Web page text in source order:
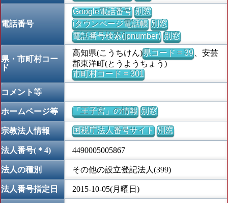
電話番号
Google電話番号 別窓
iタウンページ電話帳 別窓
電話番号検索(jpnumber) 別窓
県・市町村コー
ド
高知県(こうちけん)県コード = 39、安芸
郡東洋町(とうようちょう)
市町村コード = 301
コメント等
ホームページ等 「王子宮」の情報 別窓
宗教法人情報 国税庁法人番号サイト 別窓
法人番号(＊4) 4490005005867
法人の種別 その他の設立登記法人(399)
法人番号指定日 2015-10-05(月曜日)